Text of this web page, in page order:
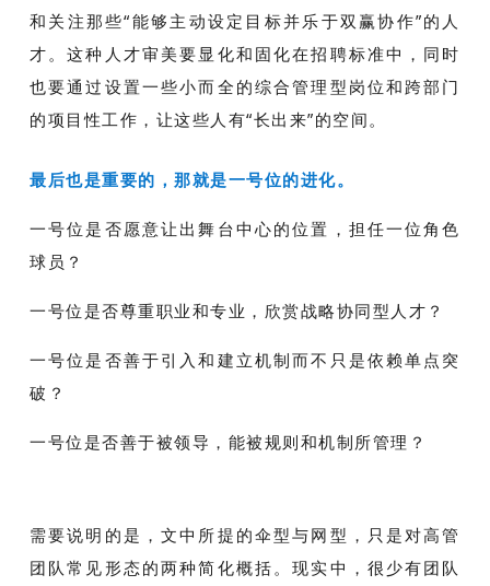
和关注那些“能够主动设定目标并乐于双赢协作”的人
才。这种人才审美要显化和固化在招聘标准中，同时
也要通过设置一些小而全的综合管理型岗位和跨部门
的项目性工作，让这些人有“长出来”的空间。
最后也是重要的，那就是一号位的进化。
一号位是否愿意让出舞台中心的位置，担任一位角色
球员？
一号位是否尊重职业和专业，欣赏战略协同型人才？
一号位是否善于引入和建立机制而不只是依赖单点突
破？
一号位是否善于被领导，能被规则和机制所管理？
需要说明的是，文中所提的伞型与网型，只是对高管
团队常见形态的两种简化概括。现实中，很少有团队